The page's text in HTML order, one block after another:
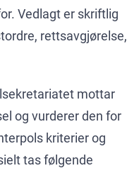
Vedlagt er skriftlig
rettsavgjørelse,
mottar
og vurderer den for
kriterier og
tas følgende